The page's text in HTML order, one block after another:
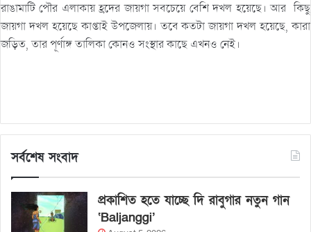
রাঙামাটি পৌর এলাকায় হ্রদের জায়গা সবচেয়ে বেশি দখল হয়েছে। আর কিছু
জায়গা দখল হয়েছে কাপ্তাই উপজেলায়। তবে কতটা জায়গা দখল হয়েছে, কারা
জড়িত, তার পূর্ণাঙ্গ তালিকা কোনও সংস্থার কাছে এখনও নেই।
সর্বশেষ সংবাদ
প্রকাশিত হতে যাচ্ছে দি রাবুগার নতুন গান
‘Baljanggi’